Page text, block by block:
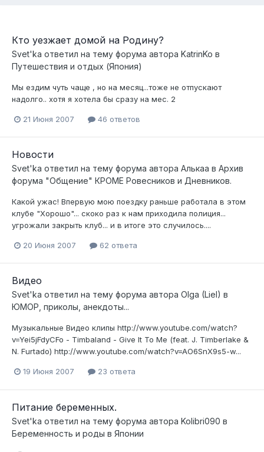
Кто уезжает домой на Родину?
Svet'ka ответил на тему форума автора KatrinKo в
Путешествия и отдых (Япония)
Мы ездим чуть чаще , но на месяц...тоже не отпускают
надолго.. хотя я хотела бы сразу на мес. 2
21 Июня 2007 46 ответов
Новости
Svet'ka ответил на тему форума автора Алькаа в Архив
форума "Общение" КРОМЕ Ровесников и Дневников.
Какой ужас! Впервую мою поездку раньше работала в этом
клубе "Хорошо"... скоко раз к нам приходила полиция...
угрожали закрыть клуб... и в итоге это случилось....
20 Июня 2007 62 ответа
Видео
Svet'ka ответил на тему форума автора Olga (Liel) в
ЮМОР, приколы, анекдоты...
Музыкальные Видео клипы http://www.youtube.com/watch?
v=Yei5jFdyCFo - Timbaland - Give It To Me (feat. J. Timberlake &
N. Furtado) http://www.youtube.com/watch?v=AO6SnX9s5-w...
19 Июня 2007 23 ответа
Питание беременных.
Svet'ka ответил на тему форума автора Kolibri090 в
Беременность и роды в Японии